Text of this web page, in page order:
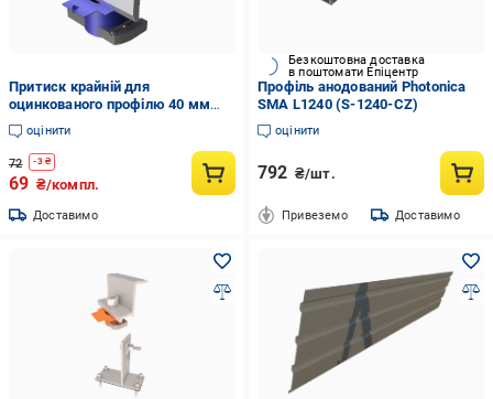
Притиск крайній для
оцинкованого профілю 40 мм
(32710287)
оцінити
72 -3₴
69 ₴/компл.
Доставимо
Безкоштовна доставка
в поштомати Епіцентр
Профіль анодований Photonica
SMA L1240 (S-1240-CZ)
оцінити
792 ₴/шт.
Привеземо Доставимо